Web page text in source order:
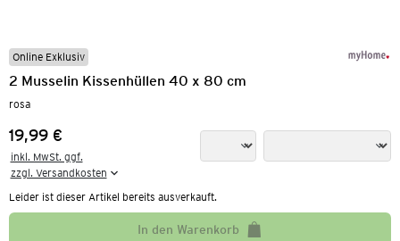
Online Exklusiv
2 Musselin Kissenhüllen 40 x 80 cm
rosa
Preis:
19,99 €
inkl. MwSt. ggf.
zzgl. Versandkosten
Leider ist dieser Artikel bereits ausverkauft.
In den Warenkorb